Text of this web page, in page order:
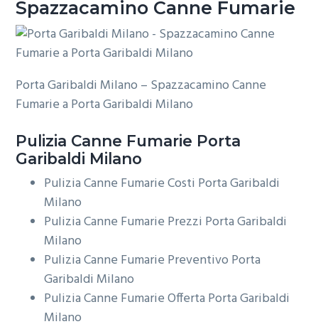
Spazzacamino Canne Fumarie
Porta Garibaldi Milano – Spazzacamino Canne
Fumarie a Porta Garibaldi Milano
Pulizia Canne Fumarie Porta
Garibaldi Milano
Pulizia Canne Fumarie Costi Porta Garibaldi
Milano
Pulizia Canne Fumarie Prezzi Porta Garibaldi
Milano
Pulizia Canne Fumarie Preventivo Porta
Garibaldi Milano
Pulizia Canne Fumarie Offerta Porta Garibaldi
Milano